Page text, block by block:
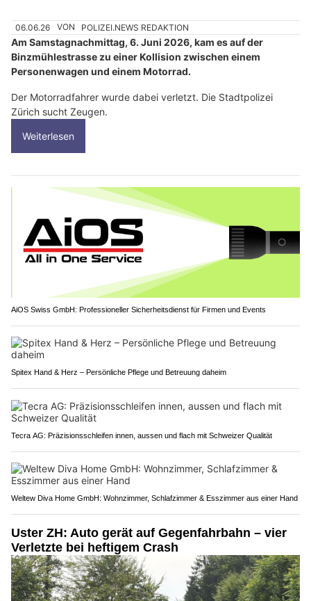
06.06.26 VON POLIZEI.NEWS REDAKTION
Am Samstagnachmittag, 6. Juni 2026, kam es auf der
Binzmühlestrasse zu einer Kollision zwischen einem
Personenwagen und einem Motorrad.
Der Motorradfahrer wurde dabei verletzt. Die Stadtpolizei
Zürich sucht Zeugen.
Weiterlesen
AiOS Swiss GmbH: Professioneller Sicherheitsdienst für Firmen und Events
Spitex Hand & Herz – Persönliche Pflege und Betreuung daheim
Tecra AG: Präzisionsschleifen innen, aussen und flach mit Schweizer Qualität
Weltew Diva Home GmbH: Wohnzimmer, Schlafzimmer & Esszimmer aus einer Hand
Uster ZH: Auto gerät auf Gegenfahrbahn – vier
Verletzte bei heftigem Crash